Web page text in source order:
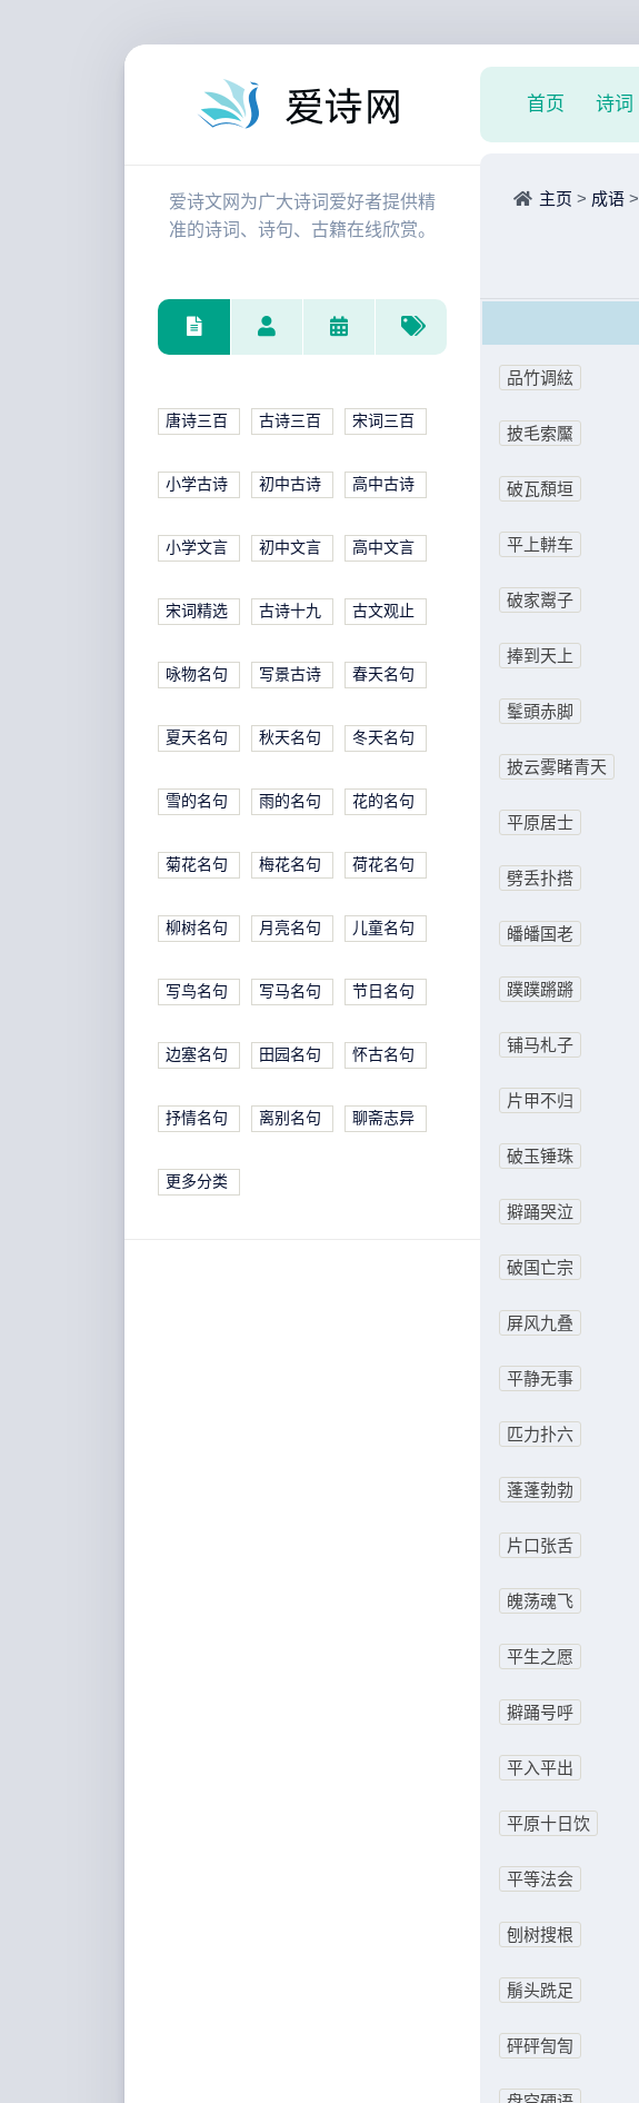
爱诗文网为广大诗词爱好者提供精
准的诗词、诗句、古籍在线欣赏。
唐诗三百 古诗三百 宋词三百
小学古诗 初中古诗 高中古诗
小学文言 初中文言 高中文言
宋词精选 古诗十九 古文观止
咏物名句 写景古诗 春天名句
夏天名句 秋天名句 冬天名句
雪的名句 雨的名句 花的名句
菊花名句 梅花名句 荷花名句
柳树名句 月亮名句 儿童名句
写鸟名句 写马名句 节日名句
边塞名句 田园名句 怀古名句
抒情名句 离别名句 聊斋志异
更多分类
首页 诗词
主页 > 成语 >
品竹调絃
披毛索黶
破瓦頽垣
平上軿车
破家鬻子
捧到天上
髼頭赤脚
披云雾睹青天
平原居士
劈丢扑搭
皤皤国老
蹼蹼蹡蹡
铺马札子
片甲不归
破玉锤珠
擗踊哭泣
破国亡宗
屏风九叠
平静无事
匹力扑六
蓬蓬勃勃
片口张舌
魄荡魂飞
平生之愿
擗踊号呼
平入平出
平原十日饮
平等法会
刨树搜根
鬅头跣足
砰砰訇訇